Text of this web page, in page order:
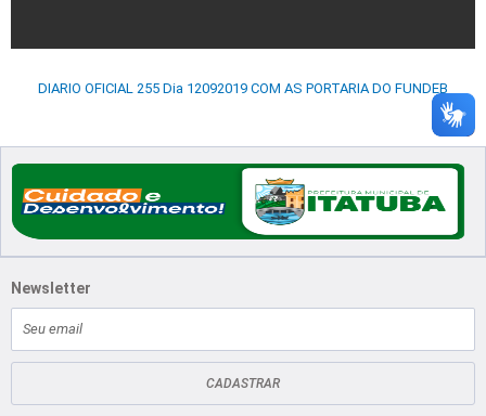
DIARIO OFICIAL 255 Dia 12092019 COM AS PORTARIA DO FUNDEB
Newsletter
mail
CADASTRAR